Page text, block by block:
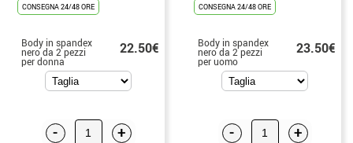
CONSEGNA 24/48 ORE
Body in spandex
nero da 2 pezzi
per donna
22.50€
- +
CONSEGNA 24/48 ORE
Body in spandex
nero da 2 pezzi
per uomo
23.50€
- +